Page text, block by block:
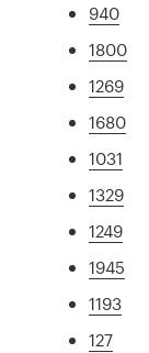
940
1800
1269
1680
1031
1329
1249
1945
1193
127